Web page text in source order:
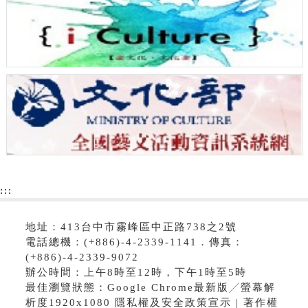
:::
地址：413台中市霧峰區中正路738之2號
電話總機：(+886)-4-2339-1141．傳真：
(+886)-4-2339-9072
辦公時間：上午8時至12時，下午1時至5時
最佳瀏覽狀態：Google Chrome最新版╱螢幕解
析度1920x1080 隱私權及安全政策宣示 | 著作權